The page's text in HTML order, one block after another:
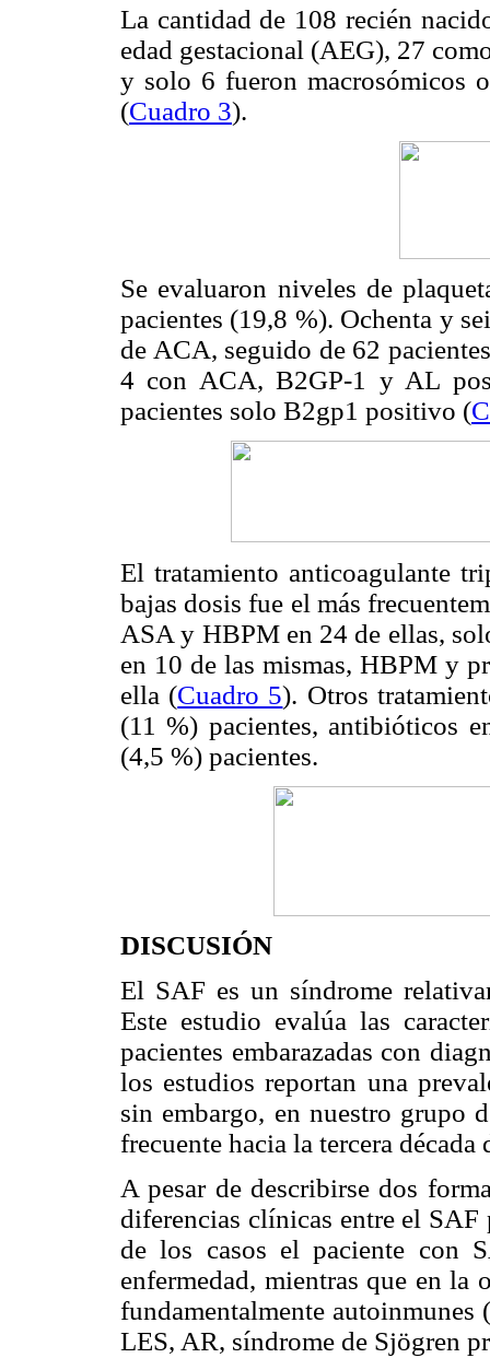
La cantidad de 108 recién
edad gestacional (AEG), 27
y solo 6 fueron macrosómicos
(Cuadro 3).
Se evaluaron niveles de
pacientes (19,8 %). Ochenta y
de ACA, seguido de 62
4 con ACA, B2GP-1 y AL
pacientes solo B2gp1 positivo (
El tratamiento anticoagulante
bajas dosis fue el más
ASA y HBPM en 24 de ellas,
en 10 de las mismas, HBPM y
ella (Cuadro 5). Otros
(11 %) pacientes, antibióticos
(4,5 %) pacientes.
DISCUSIÓN
El SAF es un síndrome
Este estudio evalúa las
pacientes embarazadas con
los estudios reportan una
sin embargo, en nuestro grupo
frecuente hacia la tercera década
A pesar de describirse dos
diferencias clínicas entre el
de los casos el paciente con
enfermedad, mientras que en la
fundamentalmente autoinmunes
LES, AR, síndrome de Sjögren